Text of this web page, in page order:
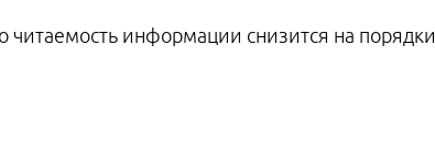
информации снизится на порядки.